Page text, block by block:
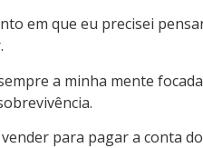
em que eu precisei
a minha mente
para pagar a conta